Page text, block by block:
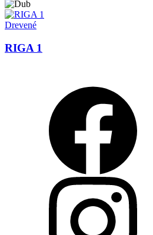
Drevené
RIGA 1